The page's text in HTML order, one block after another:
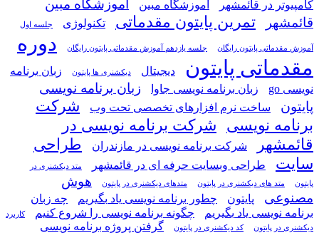
کامپیوتر در قائمشهر
آموزشگاه مبین
آموزشگاه مبین
قائمشهر
تمرین پایتون مقدماتی تکنولوژی جلسه اول
آموزش مقدماتی پایتون رایگان جلسه یازدهم آموزش مقدماتی پایتون رایگان
دوره
مقدماتی پایتون
دیجیتال دیکشنری ها پایتون
زبان برنامه
نویسی go
زبان برنامه نویسی جاوا
زبان برنامه نویسی
پایتون
ساخت نرم افزارهای تخصصی تحت وب
شرکت
برنامه نویسی
شرکت برنامه نویسی در
قائمشهر
شرکت برنامه نویسی در مازندران
طراحی
سایت
طراحی وبسایت حرفه ای در قائمشهر متد دیکشنری در
پایتون متد های دیکشنری در پایتون متدهای دیکشنری در پایتون
هوش
مصنوعی
پایتون چطور برنامه نویسی یاد بگیریم
چه زبان
برنامه نویسی یاد بگیریم
چگونه برنامه نویسی را شروع کنیم
کاربرد
دیکشنری در پایتون
کد دیکشنری در پایتون گرفتن پروژه برنامه نویسی